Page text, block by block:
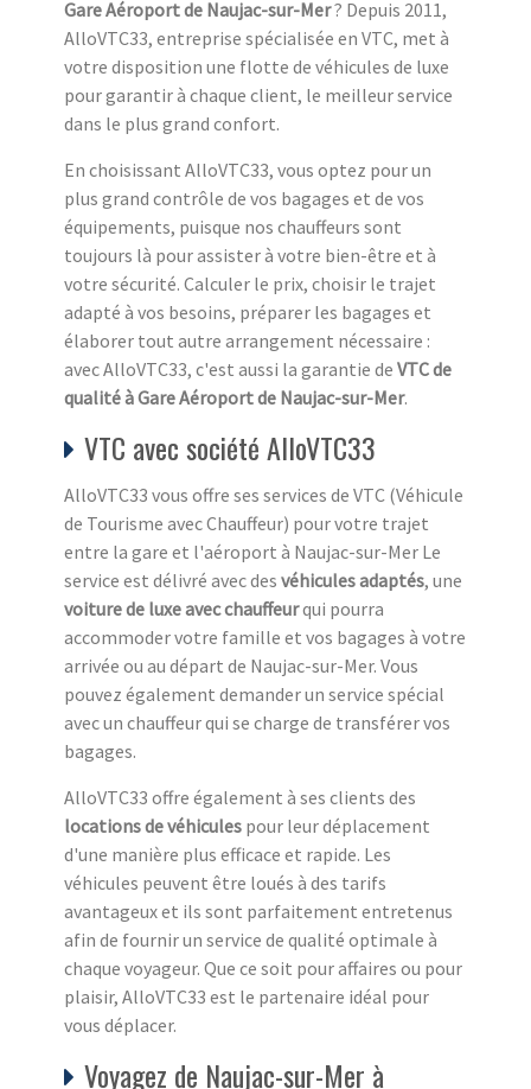
Gare Aéroport de Naujac-sur-Mer? Depuis 2011,
AlloVTC33, entreprise spécialisée en VTC, met à
votre disposition une flotte de véhicules de luxe
pour garantir à chaque client, le meilleur service
dans le plus grand confort.
En choisissant AlloVTC33, vous optez pour un
plus grand contrôle de vos bagages et de vos
équipements, puisque nos chauffeurs sont
toujours là pour assister à votre bien-être et à
votre sécurité. Calculer le prix, choisir le trajet
adapté à vos besoins, préparer les bagages et
élaborer tout autre arrangement nécessaire :
avec AlloVTC33, c'est aussi la garantie de VTC de
qualité à Gare Aéroport de Naujac-sur-Mer.
VTC avec société AlloVTC33
AlloVTC33 vous offre ses services de VTC (Véhicule
de Tourisme avec Chauffeur) pour votre trajet
entre la gare et l'aéroport à Naujac-sur-Mer Le
service est délivré avec des véhicules adaptés, une
voiture de luxe avec chauffeurqui pourra
accommoder votre famille et vos bagages à votre
arrivée ou au départ de Naujac-sur-Mer. Vous
pouvez également demander un service spécial
avec un chauffeur qui se charge de transférer vos
bagages.
AlloVTC33 offre également à ses clients des
locations de véhicules pour leur déplacement
d'une manière plus efficace et rapide. Les
véhicules peuvent être loués à des tarifs
avantageux et ils sont parfaitement entretenus
afin de fournir un service de qualité optimale à
chaque voyageur. Que ce soit pour affaires ou pour
plaisir, AlloVTC33 est le partenaire idéal pour
vous déplacer.
Voyagez de Naujac-sur-Mer à